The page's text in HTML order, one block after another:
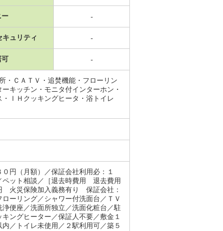
ー -
キュリティ -
可 -
・ＣＡＴＶ・追焚機能・フローリン
キッチン・モニタ付インターホン・
ＩＨクッキングヒータ・浴トイレ
円（月額）／保証会社利用必：１
ペット相談／［退去時費用 退去費用
火災保険加入義務有り 保証会社：
ーリング／シャワー付洗面台／ＴＶ
便座／洗面所独立／洗面化粧台／駐
ングヒーター／保証人不要／敷金１
／トイレ未使用／２駅利用可／築５